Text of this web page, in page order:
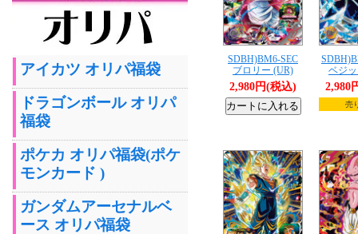
アイカツ オリパ福袋
ドラゴンボール オリパ
福袋
ポケカ オリパ福袋(ポケ
モンカード )
ガンダムアーセナルベ
ース オリパ福袋
SDBH)BM6-SEC
ブロリー (UR)
2,980円(税込)
ベジ
2,980
売